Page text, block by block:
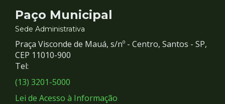
Contato
e
Redes
Sociais
Paço Municipal
Sede Administrativa
Praça Visconde de Mauá, s/nº - Centro, Santos - SP,
CEP 11010-900
Tel:
(13) 3201-5000
Lei de Acesso à Informação